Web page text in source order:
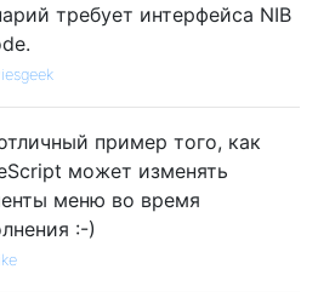
требует интерфейса NIB
пример того, как
может изменять
меню во время
:-)